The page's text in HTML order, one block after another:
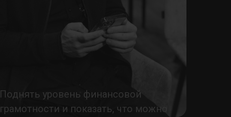
Поднять уровень финансовой
грамотности и показать, что можно